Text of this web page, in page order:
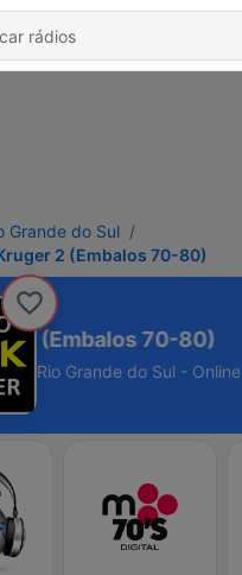
Grande do Sul
2 (Embalos 70-80)
2 (Embalos 70-80)
Rio Grande do Sul - Online